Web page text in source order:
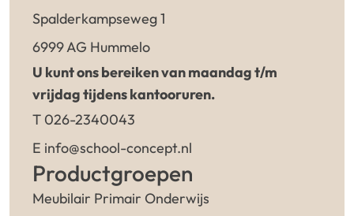
Spalderkampseweg 1
6999 AG Hummelo
U kunt ons bereiken van maandag t/m
vrijdag tijdens kantooruren.
T 026-2340043
E info@school-concept.nl
Productgroepen
Meubilair Primair Onderwijs